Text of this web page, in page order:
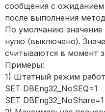
сообщения с ожиданием
после выполнения
По умолчанию
нулю (выключено).
считываются в момент
Примеры:
1) Штатный режим
SET DBEng32_NoSEQ=1
SET DBEng32_NoShare=1